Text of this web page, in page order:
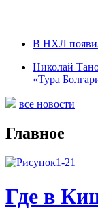
В НХЛ
Николай
«Тура
все новости
Главное
Где в